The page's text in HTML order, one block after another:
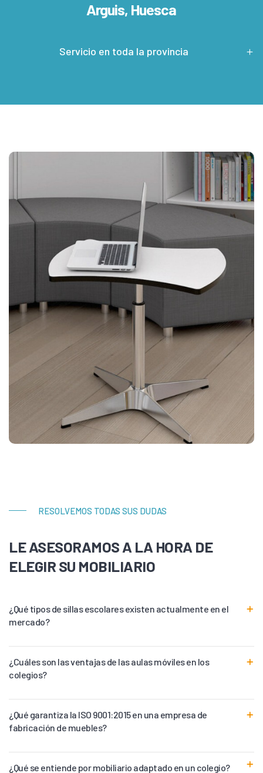
Arguis, Huesca
Servicio en toda la provincia
RESOLVEMOS TODAS SUS DUDAS
LE ASESORAMOS A LA HORA DE
ELEGIR SU MOBILIARIO
¿Qué tipos de sillas escolares existen actualmente en el
mercado?
¿Cuáles son las ventajas de las aulas móviles en los
colegios?
¿Qué garantiza la ISO 9001:2015 en una empresa de
fabricación de muebles?
¿Qué se entiende por mobiliario adaptado en un colegio?